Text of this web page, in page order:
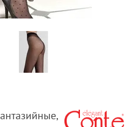
Предпросмотр
фотографий
,